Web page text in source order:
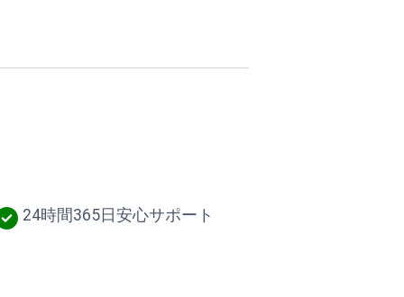
24時間365日安心サポート